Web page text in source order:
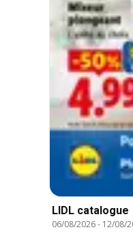
LIDL catalogue
06/08/2026- 12/08/